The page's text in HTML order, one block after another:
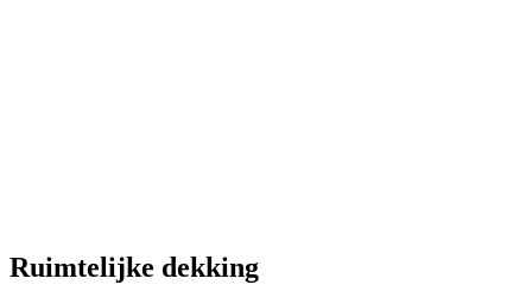
Ruimtelijke dekking